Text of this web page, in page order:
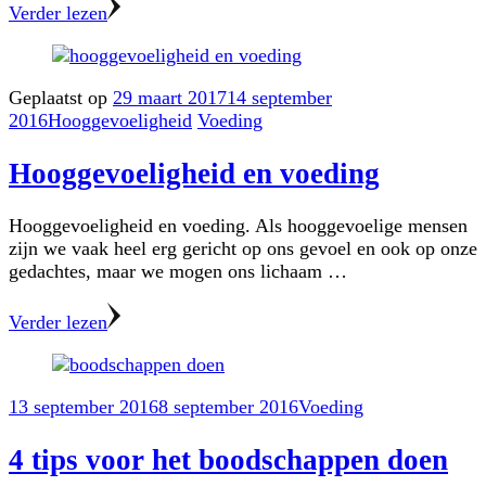
Verder lezen
Geplaatst op 29 maart 201714 september
2016Hooggevoeligheid Voeding
Hooggevoeligheid en voeding
Hooggevoeligheid en voeding. Als hooggevoelige mensen
zijn we vaak heel erg gericht op ons gevoel en ook op onze
gedachtes, maar we mogen ons lichaam …
Verder lezen
13 september 20168 september 2016Voeding
4 tips voor het boodschappen doen